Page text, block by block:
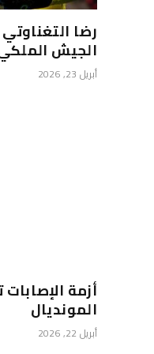
رضا
الجيش
أبريل 23, 2026
أزمة
المونديال
أبريل 22, 2026